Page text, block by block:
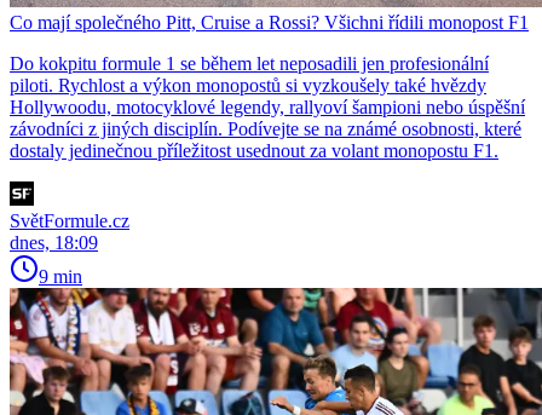
Co mají společného Pitt, Cruise a Rossi? Všichni řídili monopost F1
Do kokpitu formule 1 se během let neposadili jen profesionální
piloti. Rychlost a výkon monopostů si vyzkoušely také hvězdy
Hollywoodu, motocyklové legendy, rallyoví šampioni nebo úspěšní
závodníci z jiných disciplín. Podívejte se na známé osobnosti, které
dostaly jedinečnou příležitost usednout za volant monopostu F1.
SvětFormule.cz
dnes, 18:09
9 min